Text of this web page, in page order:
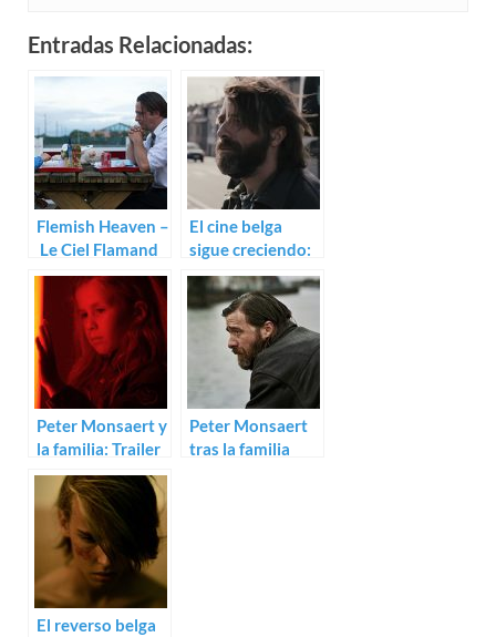
Entradas Relacionadas:
Flemish Heaven –
Le Ciel Flamand
(Peter Monsaert)
El cine belga
sigue creciendo:
Trailer de Offline
de Peter
Monsaert
Peter Monsaert y
la familia: Trailer
de Le Ciel
Flamand
Peter Monsaert
tras la familia
El reverso belga